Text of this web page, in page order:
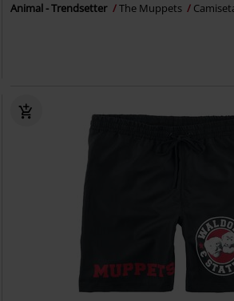
Animal - Trendsetter The Muppets